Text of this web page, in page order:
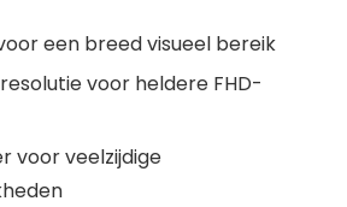
een breed visueel bereik
resolutie voor heldere FHD-
voor veelzijdige